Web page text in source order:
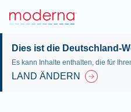
Dies ist die Deutschland-
Es kann Inhalte enthalten, die für
LAND ÄNDERN